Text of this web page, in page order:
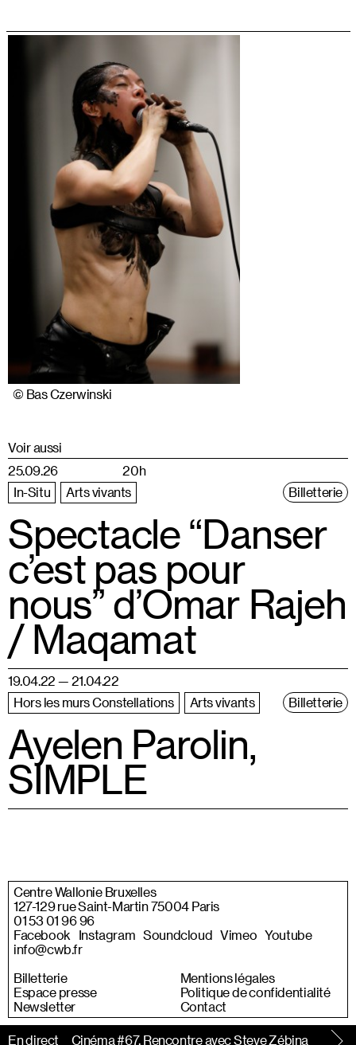
En direct
Le Bonus Cinéma #67, Rencontre avec Steve Zébina À
© Bas Czerwinski
Voir aussi
25.09.26
20h
In-Situ
Arts vivants Billetterie
Spectacle “Danser
c’est pas pour
nous” d’Omar Rajeh
/ Maqamat
19.04.22 — 21.04.22
Hors les murs Constellations
Arts vivants Billetterie
Ayelen Parolin,
SIMPLE
Centre Wallonie Bruxelles
127-129 rue Saint-Martin 75004 Paris
01 53 01 96 96
Facebook
Instagram Soundcloud Vimeo Youtube
info@cwb.fr
Billetterie
Espace presse
Newsletter
Mentions légales
Politique de confidentialité
Contact